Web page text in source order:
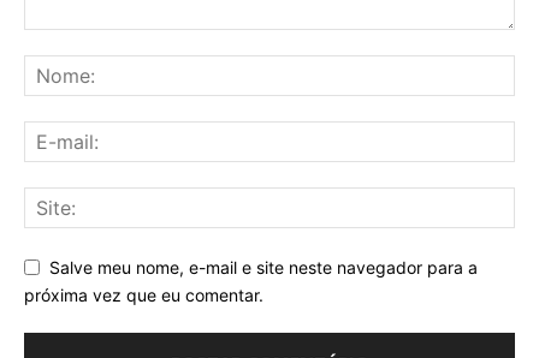
Salve meu nome, e-mail e site neste navegador para a
próxima vez que eu comentar.